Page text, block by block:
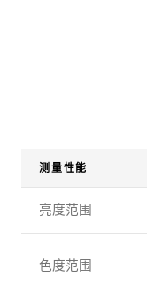
测量性能
亮度范围
色度范围